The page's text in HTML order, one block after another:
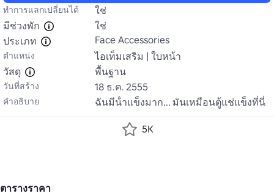
ทำการแลกเปลี่ยนได้
ใช่
มีช่วงพัก
ใช่
ประเภท
Face Accessories
ตำแหน่ง
ไอเท็มเสริม | ใบหน้า
วัสดุ
พื้นฐาน
วันที่สร้าง 18 ธ.ค. 2555
คำอธิบาย ฉันมีน้ําแข็งมาก... มันเหมือนตู้แช่แข็งที่นี่
5K
ตารางราคา